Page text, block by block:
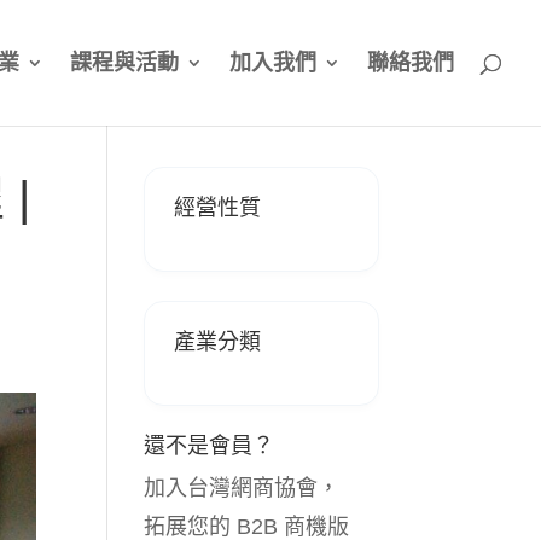
課程與活動 加入我們 聯絡我們
| 經營性質
產業分類
還不是會員？
加入台灣網商協會，
拓展您的 B2B 商機版